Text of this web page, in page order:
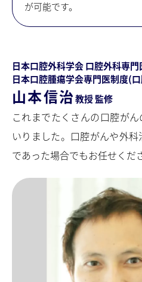
が可能です。
日本口腔外科学会 口腔外科専
日本口腔腫瘍学会専門医制度(
山本信治教授 監修
これまでたくさんの口腔が
いりました。口腔がんや外
であった場合でもお任せくだ